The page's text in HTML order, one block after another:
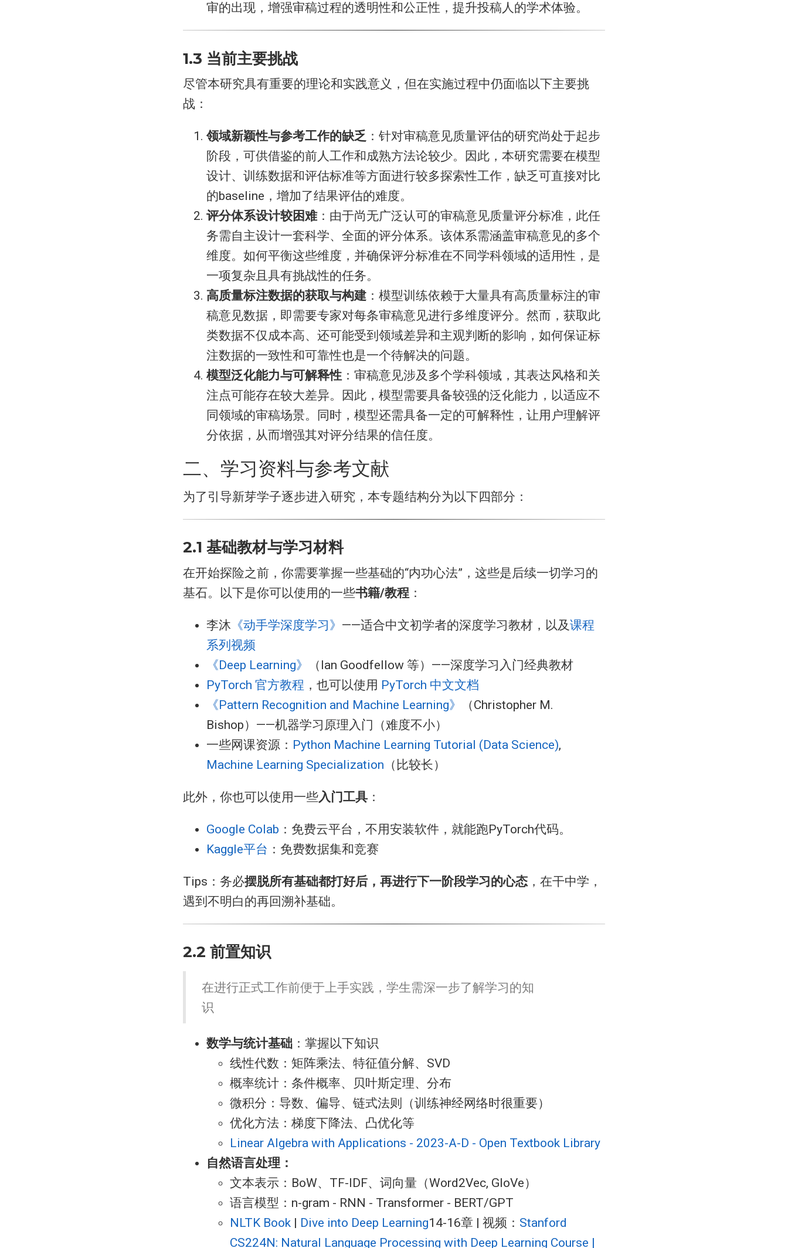
审的出现，增强审稿过程的透明性和公正性，提升投稿人的学术体验。
1.3 当前主要挑战
尽管本研究具有重要的理论和实践意义，但在实施过程中仍面临以下主要挑
战：
​领域新颖性与参考工作的缺乏​ ​：针对审稿意见质量评估的研究尚处于起步
阶段，可供借鉴的前人工作和成熟方法论较少。因此，本研究需要在模型
设计、训练数据和评估标准等方面进行较多探索性工作，缺乏可直接对比
的baseline，增加了结果评估的难度。
​评分体系设计较困难：由于尚无广泛认可的审稿意见质量评分标准，此任
务需自主设计一套科学、全面的评分体系。该体系需涵盖审稿意见的多个
维度。如何平衡这些维度，并确保评分标准在不同学科领域的适用性，是
一项复杂且具有挑战性的任务。
​高质量标注数据的获取与构建​ ​：模型训练依赖于大量具有高质量标注的审
稿意见数据，即需要专家对每条审稿意见进行多维度评分。然而，获取此
类数据不仅成本高、还可能受到领域差异和主观判断的影响，如何保证标
注数据的一致性和可靠性也是一个待解决的问题。
​模型泛化能力与可解释性​ ​：审稿意见涉及多个学科领域，其表达风格和关
注点可能存在较大差异。因此，模型需要具备较强的泛化能力，以适应不
同领域的审稿场景。同时，模型还需具备一定的可解释性，让用户理解评
分依据，从而增强其对评分结果的信任度。
二、学习资料与参考文献
为了引导新芽学子逐步进入研究，本专题结构分为以下四部分：
2.1 基础教材与学习材料
在开始探险之前，你需要掌握一些基础的“内功心法”，这些是后续一切学习的
基石。以下是你可以使用的一些书籍/教程 ：
李沐 《动手学深度学习》 ——适合中文初学者的深度学习教材，以及课程
系列视频
《Deep Learning》
（Ian Goodfellow 等）——深度学习入门经典教材
PyTorch 官方教程 ，也可以使用 PyTorch 中文文档
《Pattern Recognition and Machine Learning》
（Christopher M.
Bishop）——机器学习原理入门（难度不小）
一些网课资源： Python Machine Learning Tutorial (Data Science),
Machine Learning Specialization （比较长）
此外，你也可以使用一些入门工具 ：
Google Colab ：免费云平台，不用安装软件，就能跑PyTorch代码。
Kaggle平台 ：免费数据集和竞赛
Tips：务必摆脱所有基础都打好后，再进行下一阶段学习的心态 ，在干中学，
遇到不明白的再回溯补基础。
2.2 前置知识
在进行正式工作前便于上手实践，学生需深一步了解学习的知
识
数学与统计基础 ：掌握以下知识
线性代数：矩阵乘法、特征值分解、SVD
概率统计：条件概率、贝叶斯定理、分布
微积分：导数、偏导、链式法则（训练神经网络时很重要）
优化方法：梯度下降法、凸优化等
Linear Algebra with Applications - 2023-A-D - Open Textbook Library
自然语言处理：
文本表示：BoW、TF-IDF、词向量（Word2Vec, GloVe）
语言模型：n-gram - RNN - Transformer - BERT/GPT
NLTK Book | Dive into Deep Learning14-16章 | 视频： Stanford
CS224N: Natural Language Processing with Deep Learning Course |